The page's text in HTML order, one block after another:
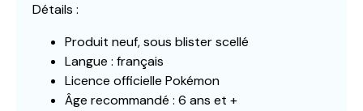
Détails :
Produit neuf, sous blister scellé
Langue : français
Licence officielle Pokémon
Âge recommandé : 6 ans et +